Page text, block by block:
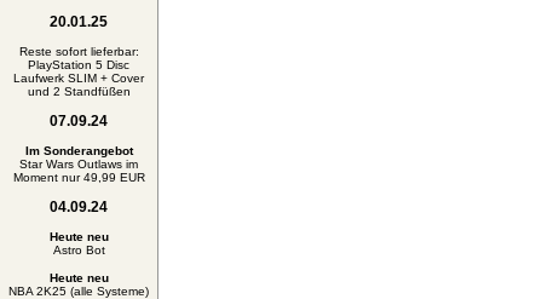
20.01.25
Reste sofort lieferbar:
PlayStation 5 Disc
Laufwerk SLIM + Cover
und 2 Standfüßen
07.09.24
Im Sonderangebot
Star Wars Outlaws im
Moment nur 49,99 EUR
04.09.24
Heute neu
Astro Bot
Heute neu
NBA 2K25 (alle Systeme)